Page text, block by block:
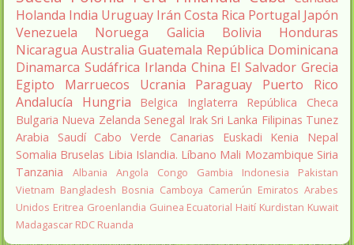
Holanda India Uruguay Irán Costa Rica Portugal Japón
Venezuela
Noruega Galicia Bolivia
Honduras
Nicaragua Australia Guatemala República Dominicana
Dinamarca Sudáfrica Irlanda China El Salvador Grecia
Egipto
Marruecos Ucrania Paraguay
Puerto Rico
Andalucía
Hungria Belgica Inglaterra
República Checa
Bulgaria Nueva Zelanda Senegal Irak Sri Lanka Filipinas Tunez
Arabia Saudí Cabo Verde Canarias Euskadi Kenia
Nepal
Somalia Bruselas Libia Islandia. Líbano Mali Mozambique Siria
Tanzania
Albania Angola Congo Gambia Indonesia
Pakistan
Vietnam Bangladesh Bosnia Camboya Camerún Emiratos Arabes
Unidos Eritrea Groenlandia Guinea Ecuatorial Haití Kurdistan Kuwait
Madagascar RDC Ruanda